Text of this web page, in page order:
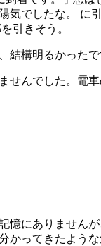
でしたな。
引きそう。
構明るかった
んでした。電
憶にありませ
かってきたような